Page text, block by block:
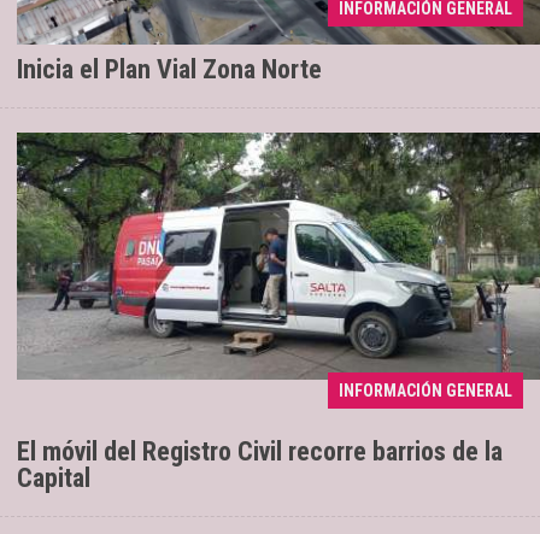
INFORMACIÓN GENERAL
Inicia el Plan Vial Zona Norte
04/08/2026 Renovación de 2,6 kilómetros
INFORMACIÓN GENERAL
El móvil del Registro Civil recorre barrios de la
Capital
Se extenderá hasta el sábado 8